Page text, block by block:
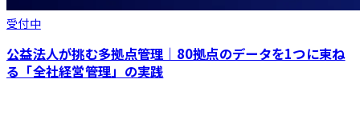
受付中
公益法人が挑む多拠点管理｜80拠点のデータを1つに束ね
る「全社経営管理」の実践